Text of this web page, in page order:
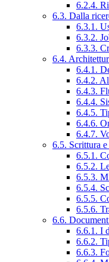
6.2.4.
6.3. Dalla
6.3.1.
6.3.2.
6.3.3.
6.4.
6.4.1.
6.4.2.
6.4.3.
6.4.4.
6.4.5.
6.4.6.
6.4.7.
6.5. Scrittura
6.5.1.
6.5.2.
6.5.3.
6.5.4.
6.5.5.
6.5.6.
6.6.
6.6.1. I
6.6.2.
6.6.3.